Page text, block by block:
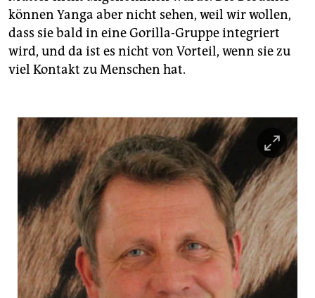
können Yanga aber nicht sehen, weil wir wollen,
dass sie bald in eine Gorilla-Gruppe integriert
wird, und da ist es nicht von Vorteil, wenn sie zu
viel Kontakt zu Menschen hat.